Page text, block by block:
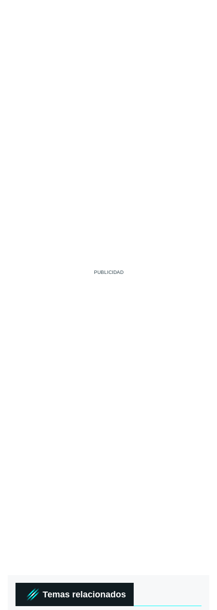
Temas relacionados